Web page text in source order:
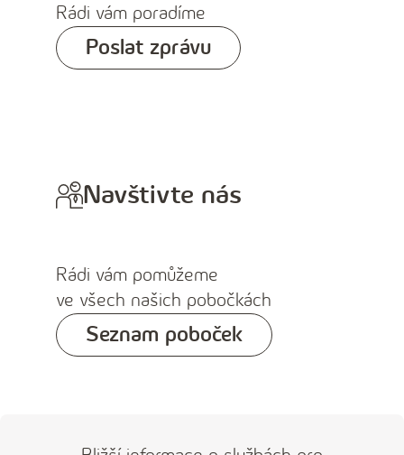
Rádi vám poradíme
Poslat zprávu
Navštivte nás
Rádi vám pomůžeme
ve všech našich pobočkách
Seznam poboček